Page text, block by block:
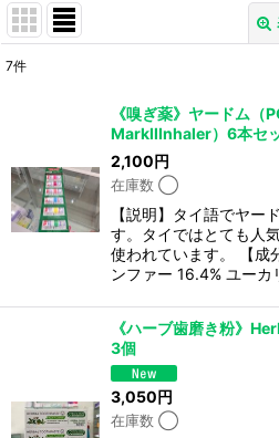
絞り込む
7件
《嗅ぎ薬》ヤードム（
MarkIIInhaler）6本セ
2,100円
在庫数 ◯
【説明】タイ語でヤー
す。タイではとても人
使われています。 【成
ンファー 16.4% ユー
《ハーブ歯磨き粉》
3個
3,050円
在庫数 ◯